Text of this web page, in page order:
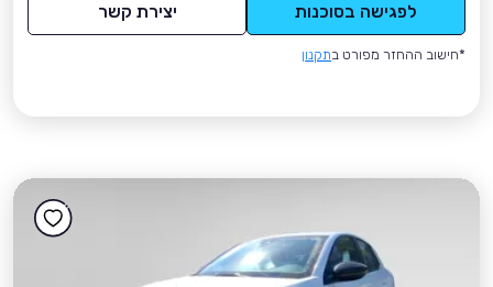
לפגישה בסוכנות יצירת קשר
*חישוב ההחזר מפורט בתקנון